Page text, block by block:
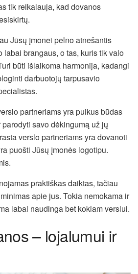
tik reikalauja, kad dovanos
Jūsų įmonei pelno atnešantis
labai brangaus, o tas, kuris tik valo
būti išlaikoma harmonija, kadangi
darbuotojų tarpusavio
partneriams yra puikus būdas
savo dėkingumą už jų
verslo partneriams yra dovanoti
puošti Jūsų įmonės logotipu.
praktiškas daiktas, tačiau
apie jus. Tokia nemokama ir
labai naudinga bet kokiam verslui.
– lojalumui ir